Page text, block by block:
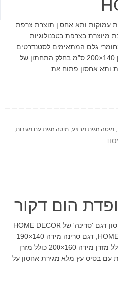
מעוצבת בעלת 2 מגירות עמוקות ותא אחסון תוצרת צרפת
בצרפת בטכנולוגיות
גלם המתאימים לסטנדרטים
האירופאים המיטה מתאימה למזרן 140×200 ס”מ בחלק התחתון של
מיטה זוגית מבצע, מיטה זוגית עם מגירות,
הום דקור
מיטה זוגית מרופדת HOME DECOR, דגם סרינה מידה 140×190
מידה 160×200 מידה 140×190 כולל מזרן מידה 160×200 כולל מזרן
עם בסיס עץ מלא מגירת אחסון על